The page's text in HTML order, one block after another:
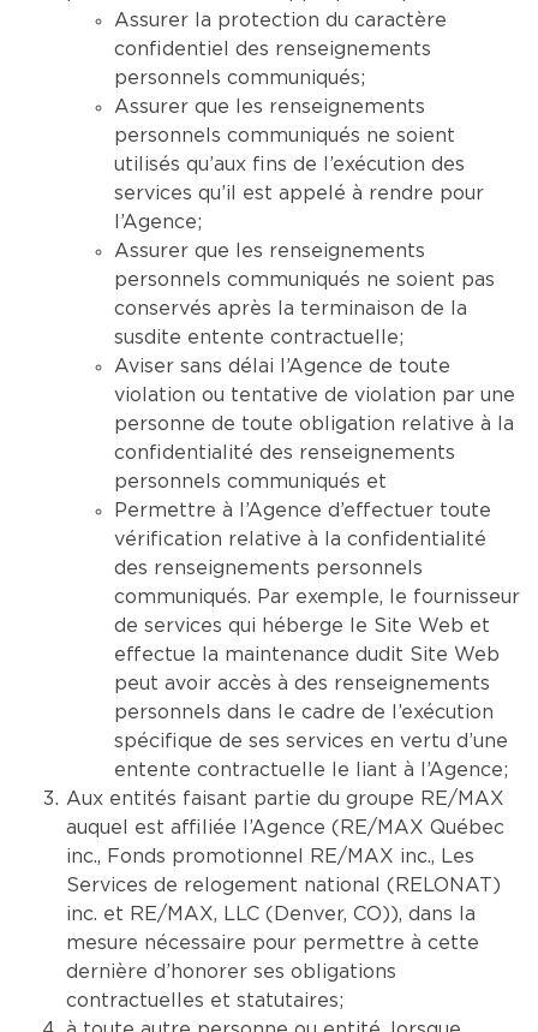
Assurer la protection du caractère
confidentiel des renseignements
personnels communiqués;
Assurer que les renseignements
personnels communiqués ne soient
utilisés qu’aux fins de l’exécution des
services qu’il est appelé à rendre pour
l’Agence;
Assurer que les renseignements
personnels communiqués ne soient pas
conservés après la terminaison de la
susdite entente contractuelle;
Aviser sans délai l’Agence de toute
violation ou tentative de violation par une
personne de toute obligation relative à la
confidentialité des renseignements
personnels communiqués et
Permettre à l’Agence d’effectuer toute
vérification relative à la confidentialité
des renseignements personnels
communiqués. Par exemple, le fournisseur
de services qui héberge le Site Web et
effectue la maintenance dudit Site Web
peut avoir accès à des renseignements
personnels dans le cadre de l’exécution
spécifique de ses services en vertu d’une
entente contractuelle le liant à l’Agence;
Aux entités faisant partie du groupe RE/MAX
auquel est affiliée l’Agence (RE/MAX Québec
inc., Fonds promotionnel RE/MAX inc., Les
Services de relogement national (RELONAT)
inc. et RE/MAX, LLC (Denver, CO)), dans la
mesure nécessaire pour permettre à cette
dernière d’honorer ses obligations
contractuelles et statutaires;